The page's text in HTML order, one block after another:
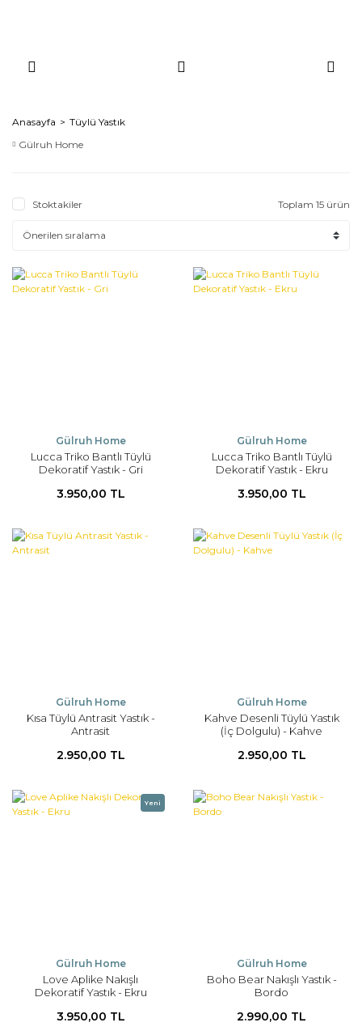
Anasayfa
Tüylü Yastık
Gülruh Home
Stoktakiler Toplam 15 ürün
Gülruh Home
Lucca Triko Bantlı Tüylü
Dekoratif Yastık - Gri
3.950,00 TL
Gülruh Home
Lucca Triko Bantlı Tüylü
Dekoratif Yastık - Ekru
3.950,00 TL
Gülruh Home
Kısa Tüylü Antrasit Yastık -
Antrasit
2.950,00 TL
Gülruh Home
Kahve Desenli Tüylü Yastık
(İç Dolgulu) - Kahve
2.950,00 TL
Yeni
Gülruh Home
Love Aplike Nakışlı
Dekoratif Yastık - Ekru
3.950,00 TL
Gülruh Home
Boho Bear Nakışlı Yastık -
Bordo
2.990,00 TL